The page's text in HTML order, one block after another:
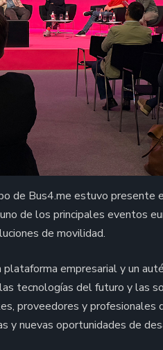
de Bus4.me estuvo presente
de los principales eventos
de movilidad.
empresarial y un
tecnologías del futuro y las
proveedores y
y nuevas oportunidades de